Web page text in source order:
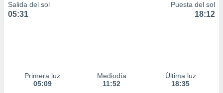
Salida del sol
05:31
Puesta del sol
18:12
Primera luz
05:09
Mediodía
11:52
Última luz
18:35